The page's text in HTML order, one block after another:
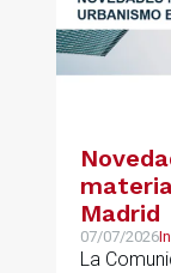
Madrid
07/07/2026
La